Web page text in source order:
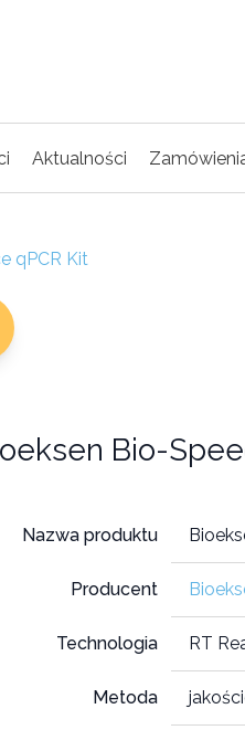
Aktualności
qPCR Kit
Bio-
Nazwa produktu
Producent
Technologia RT
Metoda